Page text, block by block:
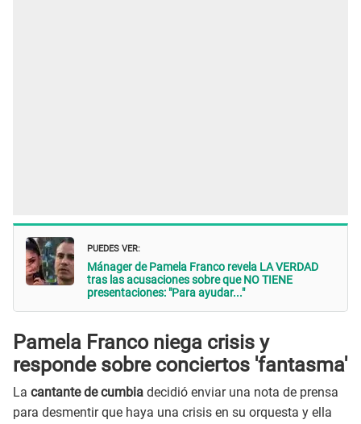
PUEDES VER:
Mánager de Pamela Franco revela LA VERDAD
tras las acusaciones sobre que NO TIENE
presentaciones: "Para ayudar..."
Pamela Franco niega crisis y
responde sobre conciertos 'fantasma'
La cantante de cumbia decidió enviar una nota de prensa
para desmentir que haya una crisis en su orquesta y ella